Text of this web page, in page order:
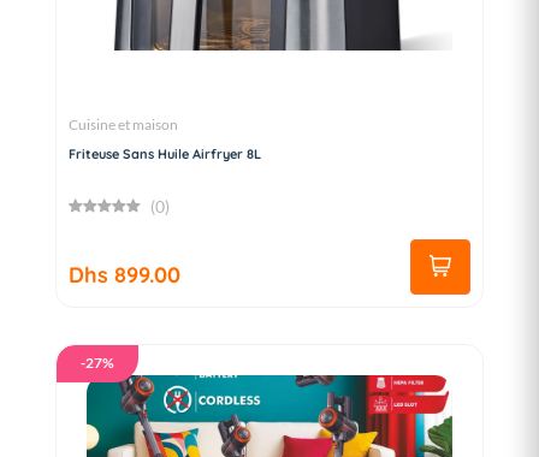
Cuisine et maison
Friteuse Sans Huile Airfryer 8L
(0)
Dhs 899.00
-27%